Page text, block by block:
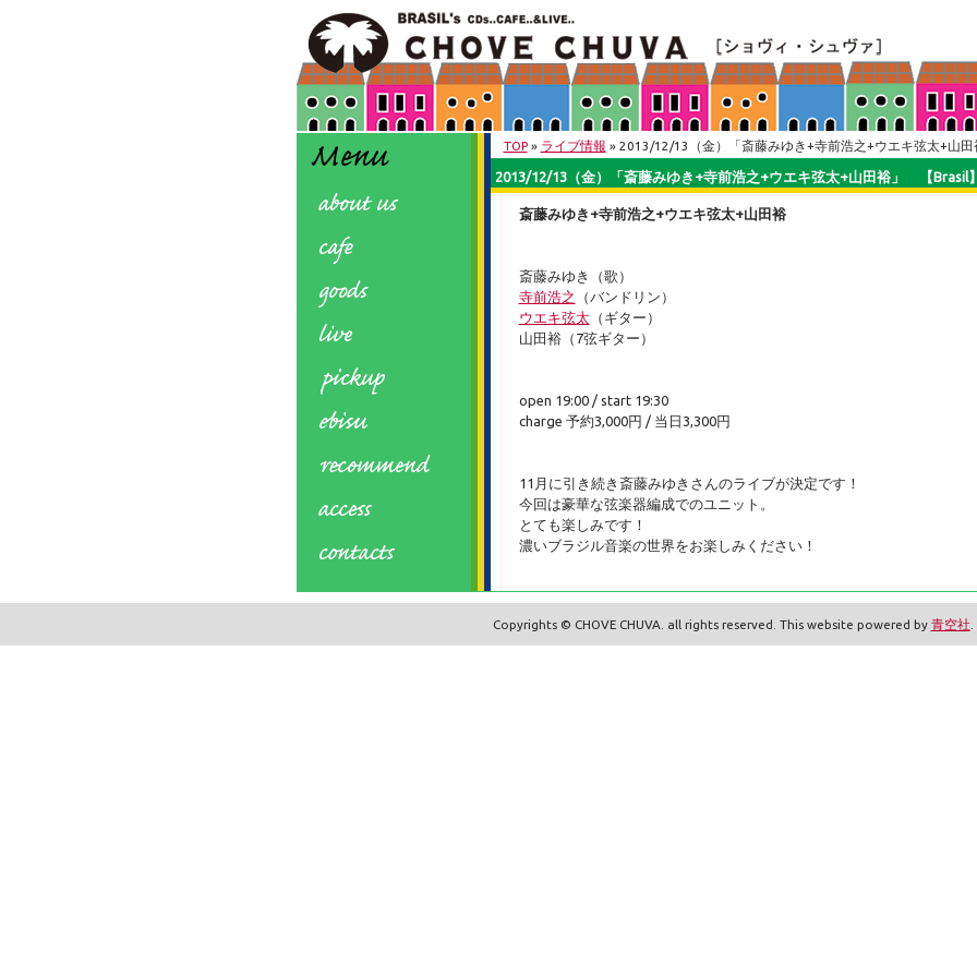
TOP» ライブ情報 » 2013/12/13（金）「斎藤みゆき+寺前浩之+ウエキ弦太+山
2013/12/13（金）「斎藤みゆき+寺前浩之+ウエキ弦太+山田裕」 【Brasil
斎藤みゆき+寺前浩之+ウエキ弦太+山田裕
斎藤みゆき（歌）
寺前浩之
（バンドリン）
ウエキ弦太（ギター）
山田裕（7弦ギター）
open 19:00 / start 19:30
charge 予約3,000円 / 当日3,300円
11月に引き続き斎藤みゆきさんのライブが決定です！
今回は豪華な弦楽器編成でのユニット。
とても楽しみです！
濃いブラジル音楽の世界をお楽しみください！
Copyrights © CHOVE CHUVA. all rights reserved. This website powered by 青空社